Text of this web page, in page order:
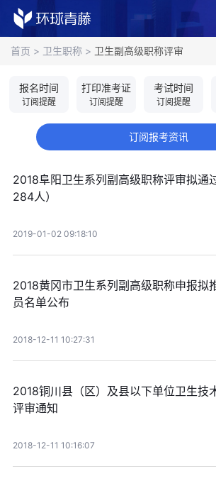
首页 > 卫生职称 > 卫生副高级职称评审
报名时间
订阅提醒
打印准考证
订阅提醒
考试时间
订阅提醒
订阅报考资讯
2018阜阳卫生系列副高级职称评审拟通
284人）
2019-01-02 09:18:10
2018黄冈市卫生系列副高级职称申报拟
员名单公布
2018-12-11 10:27:31
2018铜川县（区）及县以下单位卫生技
评审通知
2018-12-11 10:16:07